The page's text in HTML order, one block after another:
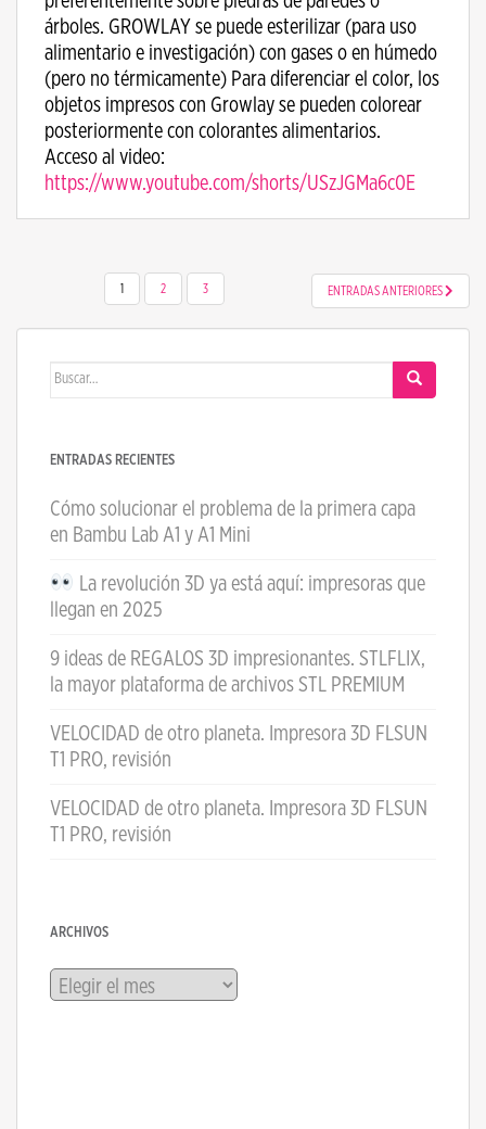
árboles. GROWLAY se puede esterilizar (para uso
alimentario e investigación) con gases o en húmedo
(pero no térmicamente) Para diferenciar el color, los
objetos impresos con Growlay se pueden colorear
posteriormente con colorantes alimentarios.
Acceso al video:
https://www.youtube.com/shorts/USzJGMa6c0E
NAVEGACIÓN DE ENTRADAS
1 2 3 ENTRADAS ANTERIORES
Buscar:
ENTRADAS RECIENTES
Cómo solucionar el problema de la primera capa
en Bambu Lab A1 y A1 Mini
La revolución 3D ya está aquí: impresoras que
llegan en 2025
9 ideas de REGALOS 3D impresionantes. STLFLIX,
la mayor plataforma de archivos STL PREMIUM
VELOCIDAD de otro planeta. Impresora 3D FLSUN
T1 PRO, revisión
VELOCIDAD de otro planeta. Impresora 3D FLSUN
T1 PRO, revisión
ARCHIVOS
Archivos